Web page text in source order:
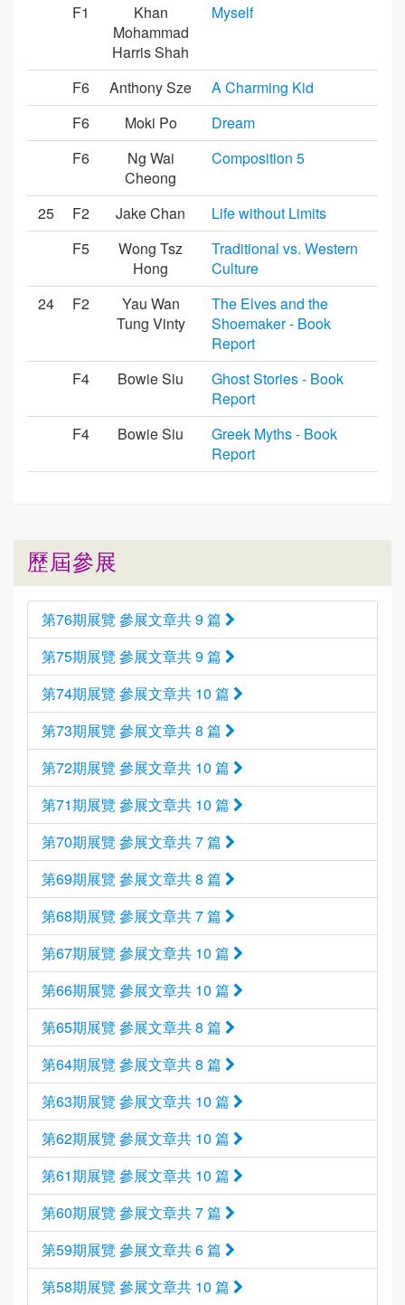
F1
Khan
Mohammad
Harris Shah
Myself
F6 Anthony Sze
A Charming Kid
F6
Moki Po
Dream
F6
Ng Wai
Cheong
Composition 5
25 F2 Jake Chan
Life without Limits
F5
Wong Tsz
Hong
Traditional vs. Western
Culture
24
F2
Yau Wan
Tung Vinty
The Elves and the
Shoemaker - Book
Report
F4
Bowie Siu
Ghost Stories - Book
Report
F4
Bowie Siu
Greek Myths - Book
Report
歷屆參展
第76期展覽 參展文章共 9 篇
第75期展覽 參展文章共 9 篇
第74期展覽 參展文章共 10 篇
第73期展覽 參展文章共 8 篇
第72期展覽 參展文章共 10 篇
第71期展覽 參展文章共 10 篇
第70期展覽 參展文章共 7 篇
第69期展覽 參展文章共 8 篇
第68期展覽 參展文章共 7 篇
第67期展覽 參展文章共 10 篇
第66期展覽 參展文章共 10 篇
第65期展覽 參展文章共 8 篇
第64期展覽 參展文章共 8 篇
第63期展覽 參展文章共 10 篇
第62期展覽 參展文章共 10 篇
第61期展覽 參展文章共 10 篇
第60期展覽 參展文章共 7 篇
第59期展覽 參展文章共 6 篇
第58期展覽 參展文章共 10 篇